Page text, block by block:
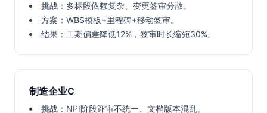
挑战：多标段依赖复杂、变更签审分散。
方案：WBS模板+里程碑+移动签审。
结果：工期偏差降低12%，签审时长缩短30%。
制造企业C
挑战：NPI阶段评审不统一、文档版本混乱。